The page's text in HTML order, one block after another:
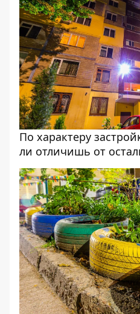
По характеру
ли отличишь от